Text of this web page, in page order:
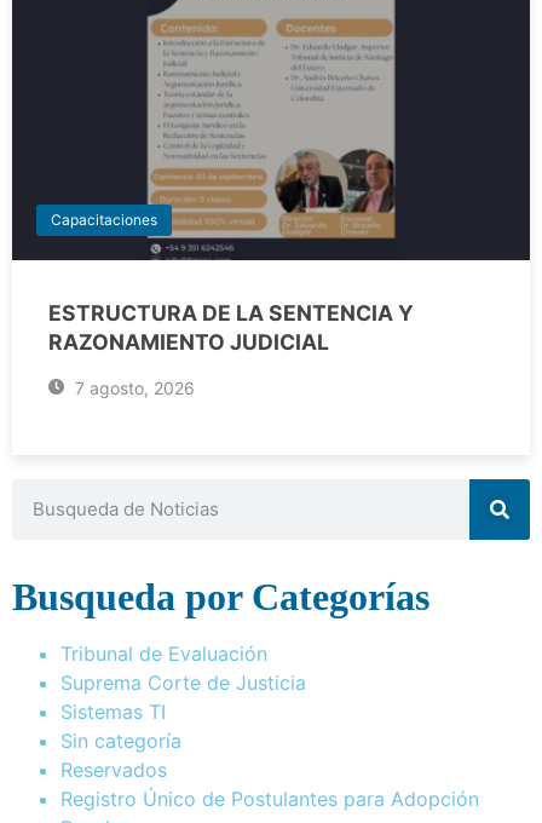
Capacitaciones
ESTRUCTURA DE LA SENTENCIA Y
RAZONAMIENTO JUDICIAL
7 agosto, 2026
Busqueda por Categorías
Tribunal de Evaluación
Suprema Corte de Justicia
Sistemas TI
Sin categoría
Reservados
Registro Único de Postulantes para Adopción